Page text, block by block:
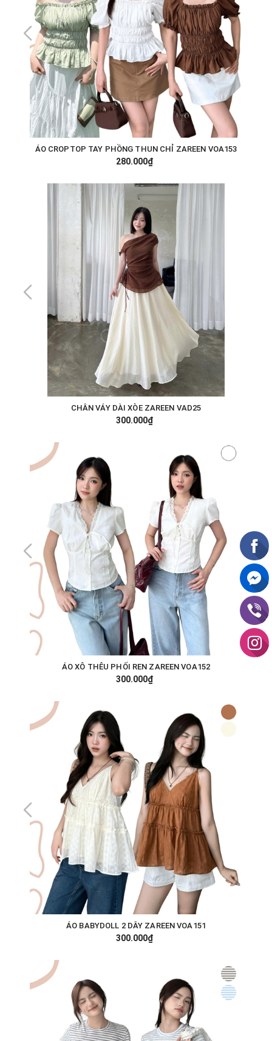
ÁO CROPTOP TAY PHỒNG THUN CHỈ ZAREEN VOA153
280.000₫
CHÂN VÁY DÀI XÒE ZAREEN VAD25
300.000₫
ÁO XÔ THÊU PHỐI REN ZAREEN VOA152
300.000₫
ÁO BABYDOLL 2 DÂY ZAREEN VOA151
300.000₫